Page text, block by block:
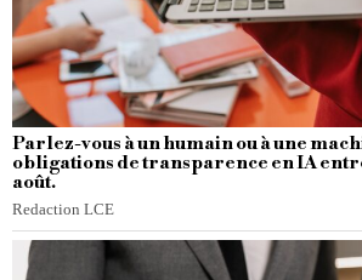
Parlez-vous à un humain ou à une
obligations de transparence en IA
août.
Redaction LCE